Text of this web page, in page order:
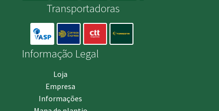
Transportadoras
Informação Legal
Loja
Empresa
Informações